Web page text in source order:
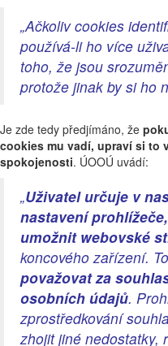
„Ačkoliv cookies
používá-li ho více
toho, že jsou
protože jinak by si ho
Je zde tedy předjímáno, že
cookies mu vadí, upraví si to
spokojenosti. ÚOOÚ uvádí:
„Uživatel určuje v
nastavení
umožnit webovské
koncového zařízení.
považovat za
osobních údajů.
zprostředkování
zhojit jiné nedostatky,